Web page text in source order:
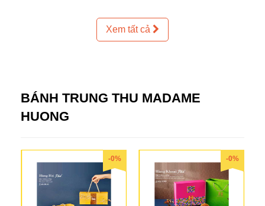
Xem tất cả
BÁNH TRUNG THU MADAME
HUONG
-0% -0%